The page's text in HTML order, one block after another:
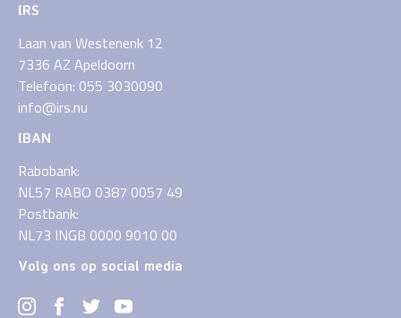
IRS
Laan van Westenenk 12
7336 AZ Apeldoorn
Telefoon: 055 3030090
info@irs.nu
IBAN
Rabobank:
NL57 RABO 0387 0057 49
Postbank:
NL73 INGB 0000 9010 00
Volg ons op social media